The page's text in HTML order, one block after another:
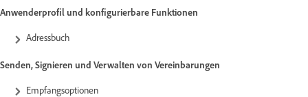
Anwenderprofil und konfigurierbare Funktionen
Adressbuch
Senden, Signieren und Verwalten von Vereinbarungen
Empfangsoptionen